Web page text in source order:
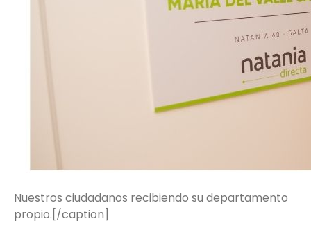
Nuestros ciudadanos recibiendo su departamento
propio.[/caption]